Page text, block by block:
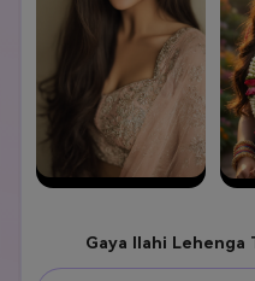
Gaya Ilahi Lehenga